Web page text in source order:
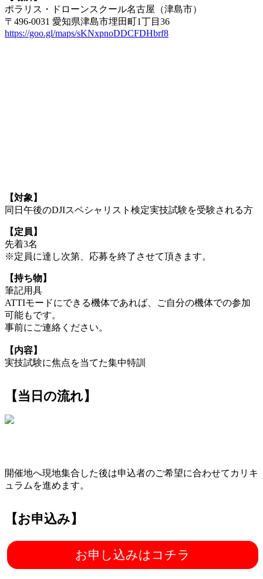
ポラリス・ドローンスクール名古屋（津島市）
〒496-0031 愛知県津島市埋田町1丁目36
https://goo.gl/maps/sKNxpnoDDCFDHbrf8
【対象】
同日午後のDJIスペシャリスト検定実技試験を受験される方
【定員】
先着3名
※定員に達し次第、応募を終了させて頂きます。
【持ち物】
筆記用具
ATTIモードにできる機体であれば、ご自分の機体での参加
可能もです。
事前にご連絡ください。
【内容】
実技試験に焦点を当てた集中特訓
【当日の流れ】
開催地へ現地集合した後は申込者のご希望に合わせてカリキ
ュラムを進めます。
【お申込み】
お申し込みはコチラ